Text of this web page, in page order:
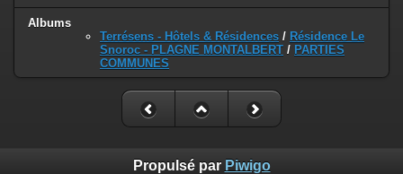
Albums
Terrésens - Hôtels & Résidences / Résidence Le
Snoroc - PLAGNE MONTALBERT / PARTIES
COMMUNES
Propulsé par Piwigo